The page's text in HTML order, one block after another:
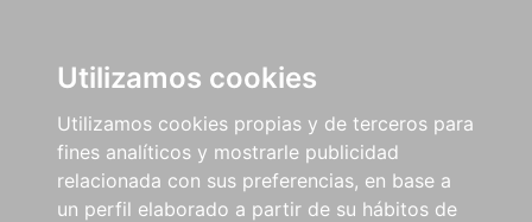
Utilizamos cookies
Utilizamos cookies propias y de terceros para
fines analíticos y mostrarle publicidad
relacionada con sus preferencias, en base a
un perfil elaborado a partir de su hábitos de